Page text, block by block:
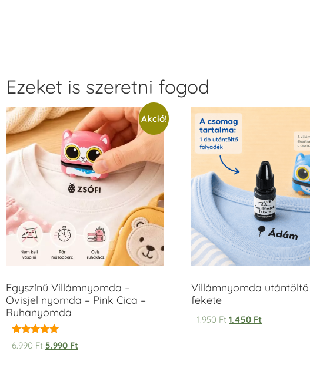
Ezeket is szeretni fogod
Akció!
Egyszínű Villámnyomda –
Ovisjel nyomda – Pink Cica –
Ruhanyomda
Értékelés:
5.00
6.990Ft 5.990 Ft
Villámnyomda utántöltő
fekete
1.950Ft 1.450 Ft